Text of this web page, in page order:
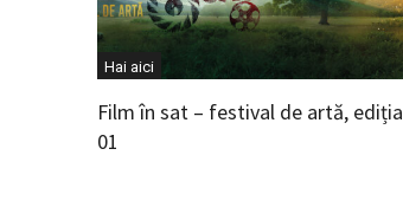
Hai aici
Film în sat – festival de artă, ediția
01